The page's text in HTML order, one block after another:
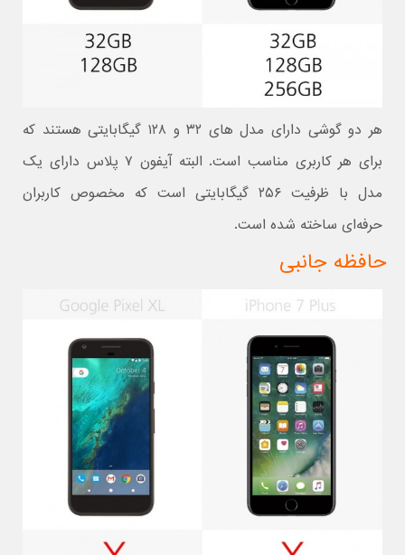
هر دو گوشی دارای مدل های ۳۲ و ۱۲۸ گیگابایتی هستند که
برای هر کاربری مناسب است. البته آیفون ۷ پلاس دارای یک
مدل با ظرفیت ۲۵۶ گیگابایتی است که مخصوص کاربران
حرفه‌ای ساخته شده است.
حافظه جانبی